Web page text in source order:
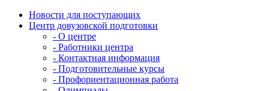
Новости для поступающих
Центр довузовской подготовки
- О центре
- Работники центра
- Контактная информация
- Подготовительные курсы
- Профориентационная работа